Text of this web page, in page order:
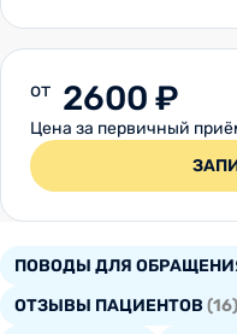
от 2600 ₽
Цена за первичный
ПОВОДЫ ДЛЯ
ОТЗЫВЫ ПАЦИЕНТОВ (16)